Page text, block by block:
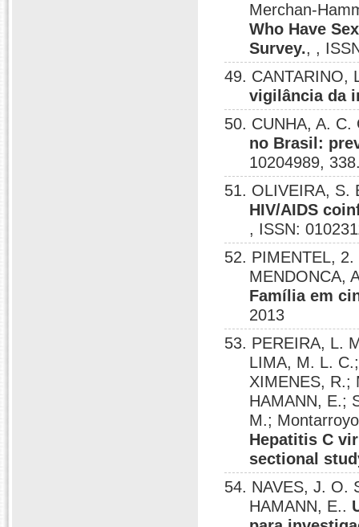
Merchan-
Who Have
Survey., ,
49. CANTARINO,
vigilância da
50. CUNHA, A.
no Brasil:
10204989,
51. OLIVEIRA, S.
HIV/AIDS
, ISSN:
52. PIMENTEL,
MENDONCA,
Família em
2013
53. PEREIRA, L.
LIMA, M. L.
XIMENES, R.;
HAMANN, E.;
M.;
Hepatitis C
sectional
54. NAVES, J. O.
HAMANN, E..